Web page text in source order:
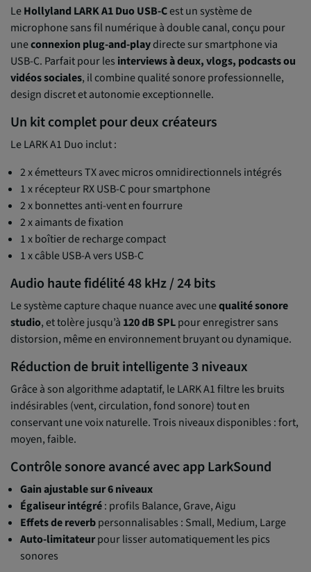
LeHollyland LARK A1 Duo USB-Cest un système de
microphone sans fil numérique à double canal, conçu pour
uneconnexion plug-and-playdirecte sur smartphone via
USB-C. Parfait pour les interviews à deux, vlogs, podcasts ou
vidéos sociales, il combine qualité sonore professionnelle,
design discret et autonomie exceptionnelle.
Un kit complet pour deux créateurs
Le LARK A1 Duo inclut :
2 x émetteurs TX avec micros omnidirectionnels intégrés
1 x récepteur RX USB-C pour smartphone
2 x bonnettes anti-vent en fourrure
2 x aimants de fixation
1 x boîtier de recharge compact
1 x câble USB-A vers USB-C
Audio haute fidélité 48 kHz / 24 bits
Le système capture chaque nuance avec unequalité sonore
studio, et tolère jusqu’à 120 dB SPLpour enregistrer sans
distorsion, même en environnement bruyant ou dynamique.
Réduction de bruit intelligente 3 niveaux
Grâce à son algorithme adaptatif, le LARK A1 filtre les bruits
indésirables (vent, circulation, fond sonore) tout en
conservant une voix naturelle. Trois niveaux disponibles : fort,
moyen, faible.
Contrôle sonore avancé avec app LarkSound
Gain ajustable sur 6 niveaux
Égaliseur intégré: profils Balance, Grave, Aigu
Effets de reverbpersonnalisables : Small, Medium, Large
Auto-limitateurpour lisser automatiquement les pics
sonores